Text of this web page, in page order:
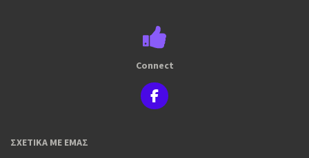
Connect
F
a
ΣΧΕΤΙΚΑ ΜΕ ΕΜΑΣ